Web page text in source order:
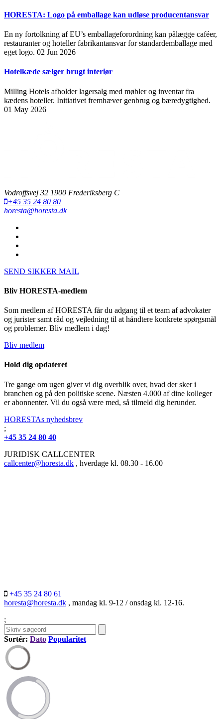
HORESTA: Logo på emballage kan udløse producentansvar
En ny fortolkning af EU’s emballageforordning kan pålægge caféer,
restauranter og hoteller fabrikantansvar for standardemballage med
eget logo. 02 Jun 2026
Hotelkæde sælger brugt interiør
Milling Hotels afholder lagersalg med møbler og inventar fra
kædens hoteller. Initiativet fremhæver genbrug og bæredygtighed.
01 May 2026
Vodroffsvej 32 1900 Frederiksberg C
+45 35 24 80 80
horesta@horesta.dk
SEND SIKKER MAIL
Bliv HORESTA-medlem
Som medlem af HORESTA får du adgang til et team af advokater
og jurister samt råd og vejledning til at håndtere konkrete spørgsmål
og problemer. Bliv medlem i dag!
Bliv medlem
Hold dig opdateret
Tre gange om ugen giver vi dig overblik over, hvad der sker i
branchen og på den politiske scene. Næsten 4.000 af dine kolleger
er abonnenter. Vil du også være med, så tilmeld dig herunder.
HORESTAs nyhedsbrev
;
+45 35 24 80 40
JURIDISK CALLCENTER
callcenter@horesta.dk , hverdage kl. 08.30 - 16.00
+45 35 24 80 61
horesta@horesta.dk , mandag kl. 9-12 / onsdag kl. 12-16.
;
Sortér: Dato Popularitet